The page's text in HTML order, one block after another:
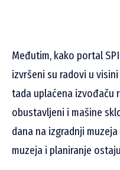
Međutim, kako portal
izvršeni su radovi u
tada uplaćena izvođaču
obustavljeni i mašine
dana na izgradnji
muzeja i planiranje